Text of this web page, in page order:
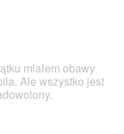
miałem obawy
Ale wszystko jest